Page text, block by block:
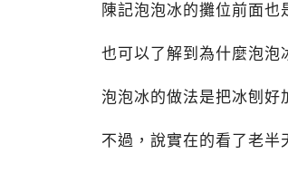
陳記泡泡冰的攤位前面
也可以了解到為什麼泡泡
泡泡冰的做法是把冰刨好
不過，說實在的看了老半